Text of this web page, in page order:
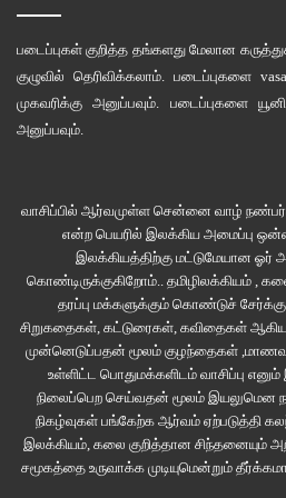
……
“எழிலக்கா…. எழிலக்கா… புக்கு எத்துனு
பைண்டிங் செய்யக் கொடுத்திருந்த பாடப்
எப்பொழுதுமே பசையின் வாசம் சூழ்ந்து
உணர்ந்ததும் வினோதினியின் முகம் சிறு
இருந்து சோற்றை வடித்துக்
வினோதினியைப் பார்த்தாள்.
படைப்புகள் குறித்த தங்களது மேலான
குழுவில் தெரிவிக்கலாம். படைப்புகளை
முகவரிக்கு அனுப்பவும். படைப்புகளை
அனுப்பவும்.
வாசிப்பில் ஆர்வமுள்ள சென்னை வாழ்
என்ற பெயரில் இலக்கிய அமைப்பு
இலக்கியத்திற்கு மட்டுமேயான ஓர்
கொண்டிருக்குகிறோம்.. தமிழிலக்கியம் ,
தரப்பு மக்களுக்கும் கொண்டுச்
சிறுகதைகள், கட்டுரைகள், கவிதைகள்
முன்னெடுப்பதன் மூலம் குழந்தைகள்
உள்ளிட்ட பொதுமக்களிடம் வாசிப்பு
நிலைப்பெற செய்வதன் மூலம் இயலுமென
நிகழ்வுகள் பங்கேற்க ஆர்வம் ஏற்படுத்தி
இலக்கியம், கலை குறித்தான சிந்தனையும்
சமூகத்தை உருவாக்க முடியுமென்றும்